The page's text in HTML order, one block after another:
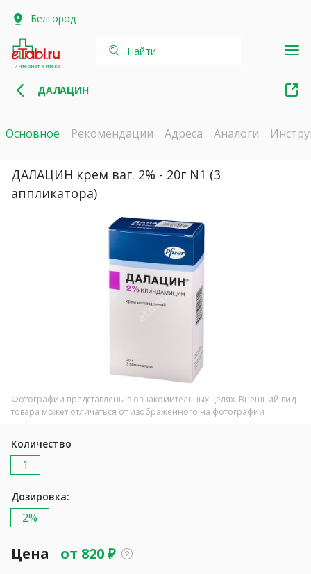
Белгород
интернет-аптека
Найти
ДАЛАЦИН
Основное Рекомендации Адреса Аналоги
ДАЛАЦИН крем ваг. 2% - 20г N1 (3
аппликатора)
Фотографии представлены в ознакомительных целях. Внешний вид
товара может отличаться от изображенного на фотографии
Количество
1
Дозировка:
2%
Цена от 820₽